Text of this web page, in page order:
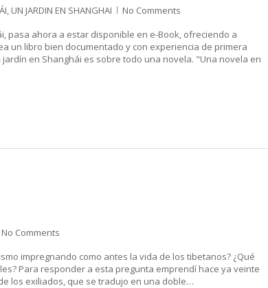
, UN JARDIN EN SHANGHAI
No Comments
pasa ahora a estar disponible en e-Book, ofreciendo a
un libro bien documentado y con experiencia de primera
en Shanghái es sobre todo una novela. "Una novela en
No Comments
impregnando como antes la vida de los tibetanos? ¿Qué
Para responder a esta pregunta emprendí hace ya veinte
los exiliados, que se tradujo en una doble…